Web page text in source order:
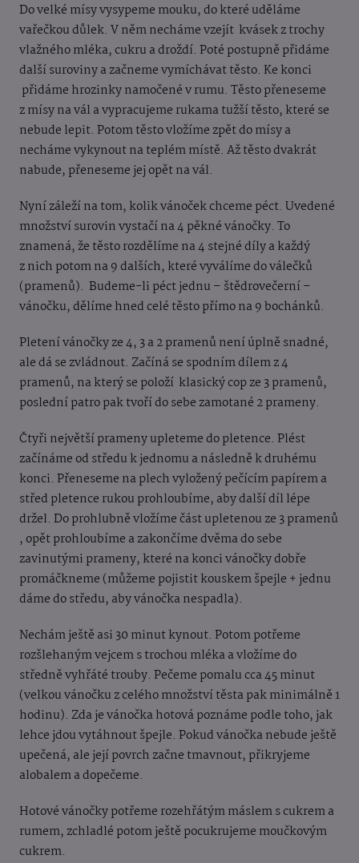
Do velké mísy vysypeme mouku, do které uděláme
vařečkou důlek. V něm necháme vzejít kvásek z trochy
vlažného mléka, cukru a droždí. Poté postupně přidáme
další suroviny a začneme vymíchávat těsto. Ke konci
přidáme hrozinky namočené v rumu. Těsto přeneseme
z mísy na vál a vypracujeme rukama tužší těsto, které se
nebude lepit. Potom těsto vložíme zpět do mísy a
necháme vykynout na teplém místě. Až těsto dvakrát
nabude, přeneseme jej opět na vál.
Nyní záleží na tom, kolik vánoček chceme péct. Uvedené
množství surovin vystačí na 4 pěkné vánočky. To
znamená, že těsto rozdělíme na 4 stejné díly a každý
z nich potom na 9 dalších, které vyválíme do válečků
(pramenů). Budeme-li péct jednu – štědrovečerní –
vánočku, dělíme hned celé těsto přímo na 9 bochánků.
Pletení vánočky ze 4, 3 a 2 pramenů není úplně snadné,
ale dá se zvládnout. Začíná se spodním dílem z 4
pramenů, na který se položí klasický cop ze 3 pramenů,
poslední patro pak tvoří do sebe zamotané 2 prameny.
Čtyři největší prameny upleteme do pletence. Plést
začínáme od středu k jednomu a následně k druhému
konci. Přeneseme na plech vyložený pečícím papírem a
střed pletence rukou prohloubíme, aby další díl lépe
držel. Do prohlubně vložíme část upletenou ze 3 pramenů
, opět prohloubíme a zakončíme dvěma do sebe
zavinutými prameny, které na konci vánočky dobře
promáčkneme (můžeme pojistit kouskem špejle + jednu
dáme do středu, aby vánočka nespadla).
Nechám ještě asi 30 minut kynout. Potom potřeme
rozšlehaným vejcem s trochou mléka a vložíme do
středně vyhřáté trouby. Pečeme pomalu cca 45 minut
(velkou vánočku z celého množství těsta pak minimálně 1
hodinu). Zda je vánočka hotová poznáme podle toho, jak
lehce jdou vytáhnout špejle. Pokud vánočka nebude ještě
upečená, ale její povrch začne tmavnout, přikryjeme
alobalem a dopečeme.
Hotové vánočky potřeme rozehřátým máslem s cukrem a
rumem, zchladlé potom ještě pocukrujeme moučkovým
cukrem.